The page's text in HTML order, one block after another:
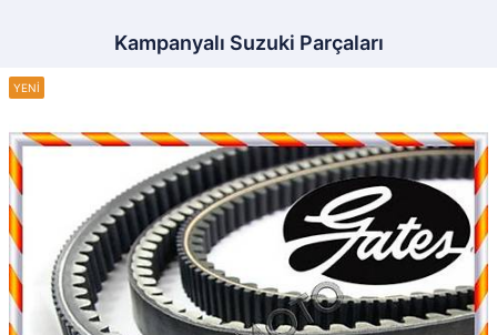
Kampanyalı Suzuki Parçaları